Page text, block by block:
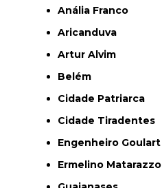
Anália Franco
Aricanduva
Artur Alvim
Belém
Cidade Patriarca
Cidade Tiradentes
Engenheiro Goulart
Ermelino Matarazzo